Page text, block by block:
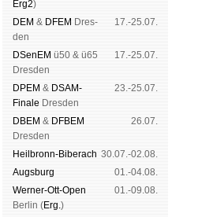
Erg2)
DEM & DFEM Dres­
den
17.-25.07.
DSenEM ü50 & ü65
Dres­den
17.-25.07.
DPEM & DSAM-
Finale Dres­den
23.-25.07.
DBEM & DFBEM
Dres­den
26.07.
Heil­bronn-Bi­ber­ach 30.07.-02.08.
Augs­burg
01.-04.08.
Werner-Ott-Open
Ber­lin (Erg.)
01.-09.08.